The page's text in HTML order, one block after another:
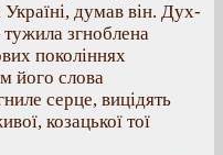
думав він. Дух-
згноблена
поколіннях
його слова
серце, вицідять
козацької тої